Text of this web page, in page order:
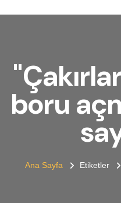
boru
Ana Sayfa Etiketler